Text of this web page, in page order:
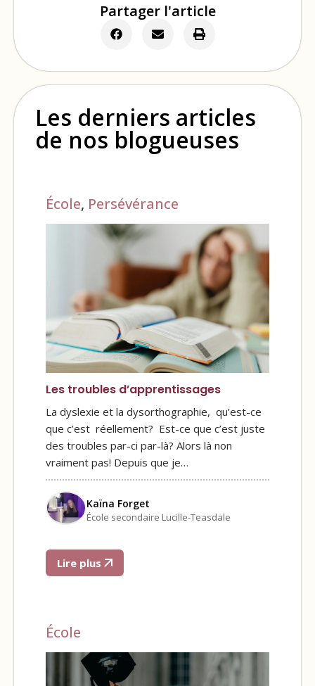
Partager l'article
Les derniers articles
de nos blogueuses
École, Persévérance
Les troubles d’apprentissages
La dyslexie et la dysorthographie, qu’est-ce
que c’est réellement? Est-ce que c’est juste
des troubles par-ci par-là? Alors là non
vraiment pas! Depuis que je…
Kaïna Forget
École secondaire Lucille-Teasdale
Lire plus
École